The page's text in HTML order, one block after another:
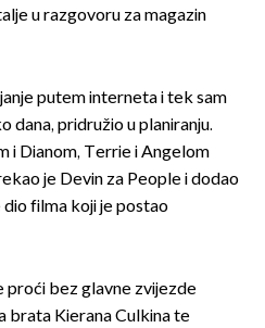
u razgovoru za magazin
putem interneta i tek sam
dana, pridružio u planiranju.
i Dianom, Terrie i Angelom
je Devin za People i dodao
filma koji je postao
proći bez glavne zvijezde
brata Kierana Culkina te